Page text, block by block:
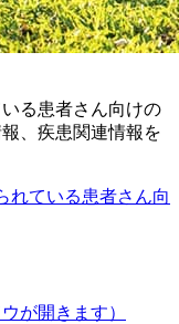
る患者さん向けの
、疾患関連情報を
れている患者さん向
が開きます）